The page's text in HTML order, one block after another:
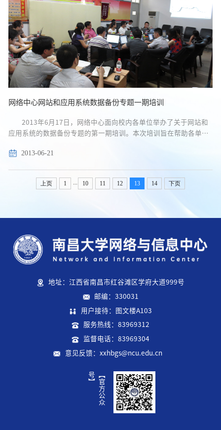
网络中心网站和应用系统数据备份专题一期培训
2013年6月17日，网络中心面向校内各单位举办了关于网站和
应用系统的数据备份专题的第一期培训。本次培训旨在帮助各单位
本操作，保护各单位的网站和应用系统。...
2013-06-21
上页 1 ... 10 11 12 13 14 下页
地址：江西省南昌市红谷滩区学府大道999号
邮编：330031
用户接待：图文楼A103
服务热线：83969312
监督电话：83969304
意见反馈：xxhbgs@ncu.edu.cn
【
官
方
公
众
号
】